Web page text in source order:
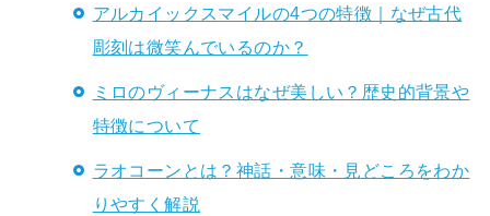
アルカイックスマイルの4つの特徴｜なぜ古代
彫刻は微笑んでいるのか？
ミロのヴィーナスはなぜ美しい？歴史的背景や
特徴について
ラオコーンとは？神話・意味・見どころをわか
りやすく解説